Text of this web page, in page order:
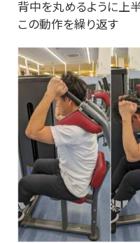
背中を丸めるように上
この動作を繰り返す